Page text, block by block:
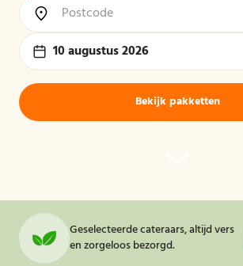
10 augustus 2026
Bekijk pakketten
Geselecteerde cateraars, altijd vers
en zorgeloos bezorgd.